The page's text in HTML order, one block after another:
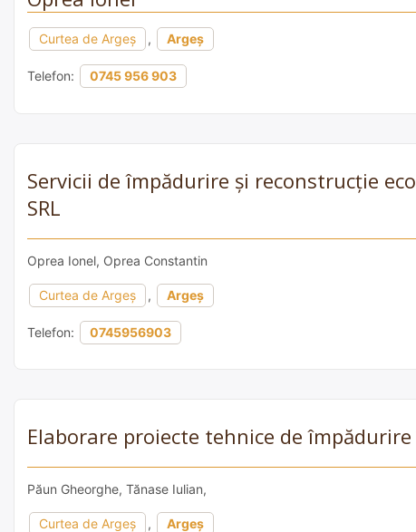
Curtea de Argeș , Argeș
Telefon: 0745 956 903
Servicii de împădurire și reconstrucție
SRL
Oprea Ionel, Oprea Constantin
Curtea de Argeș , Argeș
Telefon: 0745956903
Elaborare proiecte tehnice de împădurire
Păun Gheorghe, Tănase Iulian,
Curtea de Argeș , Argeș